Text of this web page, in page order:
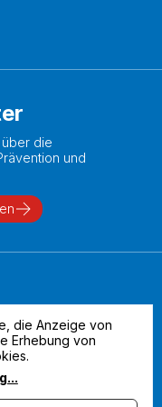
die
und
die Anzeige von
Erhebung von
...